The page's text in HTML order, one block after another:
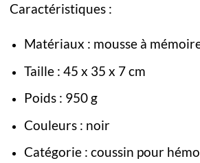
Caractéristiques :
Matériaux : mousse à
Taille : 45 x 35 x 7 cm
Poids : 950 g
Couleurs : noir
Catégorie : coussin pour